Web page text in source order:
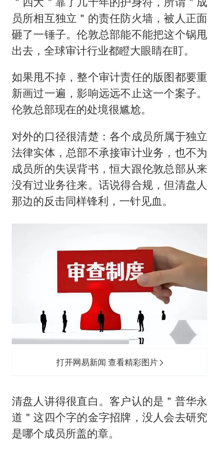
员所相互独立＂的责任防火墙，被人正面
砸了一锤子。伦敦总部能不能把这个锅甩
出去，全球审计行业都瞪大眼睛在盯。
如果甩不掉，整个审计责任的版图都要重
新画过一遍，影响远远不止这一个案子。
伦敦总部现在的处境很尴尬。
对外的口径很清楚：各个成员所属于独立
法律实体，总部不承接审计业务，也不为
成员所的失误背书，恒大跟伦敦总部从来
没有过业务往来。话说得合规，但清盘人
那边的反击同样锋利，一针见血。
打开网易新闻 查看精彩图片
清盘人讲得很直白。客户认的是＂普华永
道＂这四个字的金字招牌，没人会去研究
是哪个成员所盖的章。